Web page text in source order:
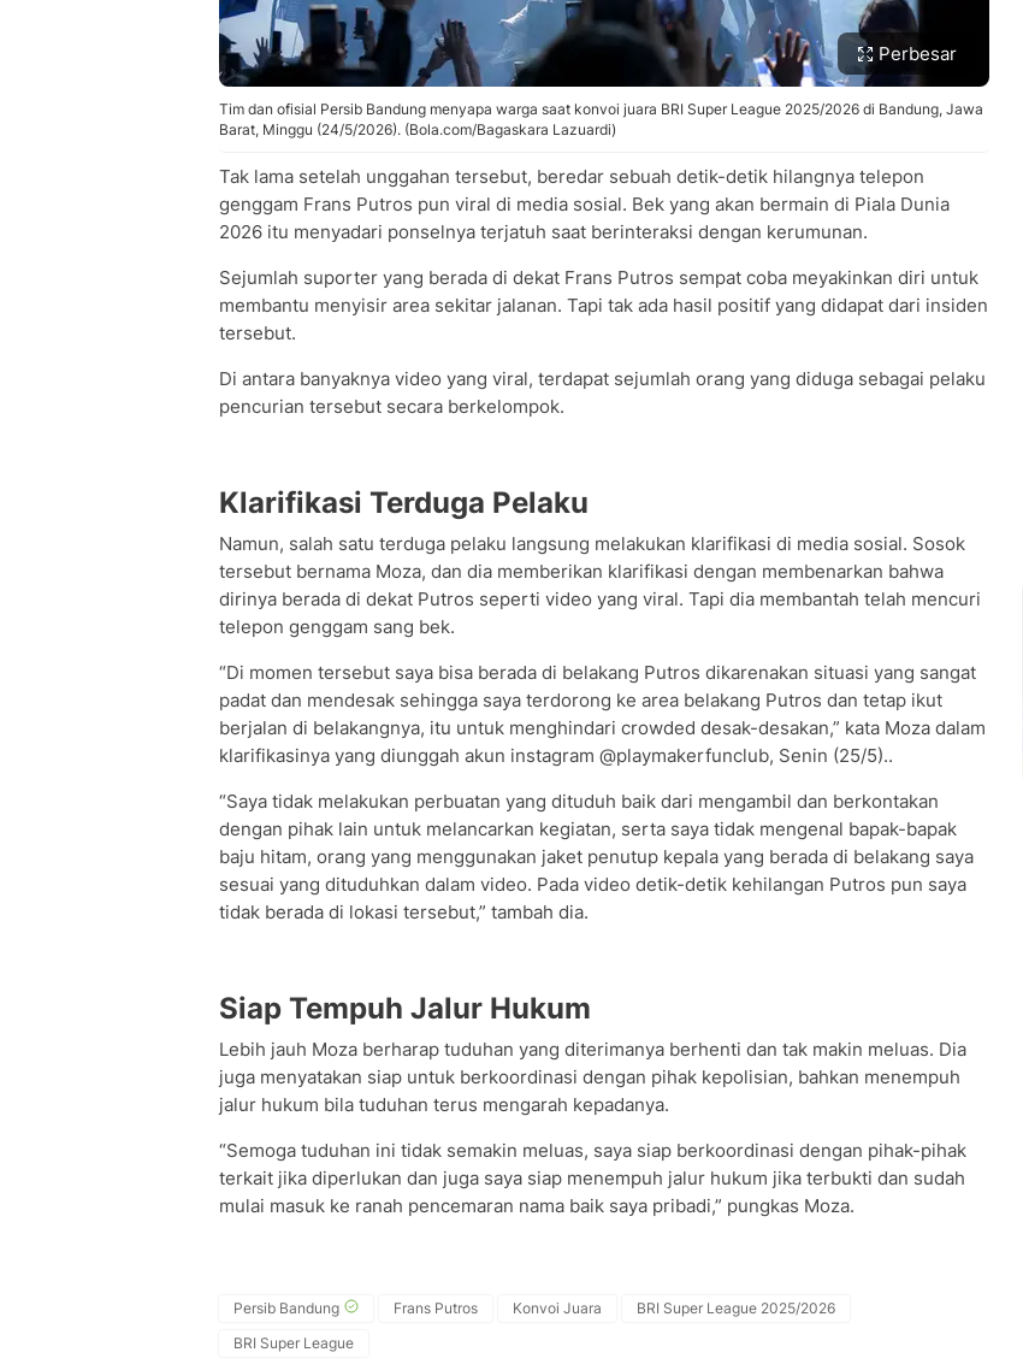
Perbesar
Tim dan ofisial Persib Bandung menyapa warga saat konvoi juara BRI Super League 2025/2026 di Bandung, Jawa
Barat, Minggu (24/5/2026). (Bola.com/Bagaskara Lazuardi)
Tak lama setelah unggahan tersebut, beredar sebuah detik-detik hilangnya telepon
genggam Frans Putros pun viral di media sosial. Bek yang akan bermain di Piala Dunia
2026 itu menyadari ponselnya terjatuh saat berinteraksi dengan kerumunan.
Sejumlah suporter yang berada di dekat Frans Putros sempat coba meyakinkan diri untuk
membantu menyisir area sekitar jalanan. Tapi tak ada hasil positif yang didapat dari insiden
tersebut.
Di antara banyaknya video yang viral, terdapat sejumlah orang yang diduga sebagai pelaku
pencurian tersebut secara berkelompok.
Klarifikasi Terduga Pelaku
Namun, salah satu terduga pelaku langsung melakukan klarifikasi di media sosial. Sosok
tersebut bernama Moza, dan dia memberikan klarifikasi dengan membenarkan bahwa
dirinya berada di dekat Putros seperti video yang viral. Tapi dia membantah telah mencuri
telepon genggam sang bek.
“Di momen tersebut saya bisa berada di belakang Putros dikarenakan situasi yang sangat
padat dan mendesak sehingga saya terdorong ke area belakang Putros dan tetap ikut
berjalan di belakangnya, itu untuk menghindari crowded desak-desakan,” kata Moza dalam
klarifikasinya yang diunggah akun instagram @playmakerfunclub, Senin (25/5)..
“Saya tidak melakukan perbuatan yang dituduh baik dari mengambil dan berkontakan
dengan pihak lain untuk melancarkan kegiatan, serta saya tidak mengenal bapak-bapak
baju hitam, orang yang menggunakan jaket penutup kepala yang berada di belakang saya
sesuai yang dituduhkan dalam video. Pada video detik-detik kehilangan Putros pun saya
tidak berada di lokasi tersebut,” tambah dia.
Siap Tempuh Jalur Hukum
Lebih jauh Moza berharap tuduhan yang diterimanya berhenti dan tak makin meluas. Dia
juga menyatakan siap untuk berkoordinasi dengan pihak kepolisian, bahkan menempuh
jalur hukum bila tuduhan terus mengarah kepadanya.
“Semoga tuduhan ini tidak semakin meluas, saya siap berkoordinasi dengan pihak-pihak
terkait jika diperlukan dan juga saya siap menempuh jalur hukum jika terbukti dan sudah
mulai masuk ke ranah pencemaran nama baik saya pribadi,” pungkas Moza.
Persib Bandung Frans Putros Konvoi Juara
BRI Super League 2025/2026
BRI Super League